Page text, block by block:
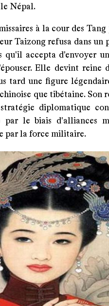
Népal.
à la cour des
Taizong refusa dans un
qu'il accepta d'envoyer
Elle devint reine
tard une figure
que tibétaine. Son
diplomatique
le biais d'alliances
par la force militaire.